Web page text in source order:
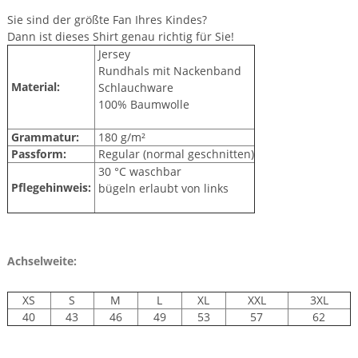
Sie sind der größte Fan Ihres Kindes?
Dann ist dieses Shirt genau richtig für Sie!
Material:
Jersey
Rundhals mit Nackenband
Schlauchware
100% Baumwolle
Grammatur:
180 g/m²
Passform:
Regular (normal geschnitten)
Pflegehinweis:
30 °C waschbar
bügeln erlaubt von links
Achselweite:
XS S M L XL XXL
3XL
40
43 46 49 53 57 62